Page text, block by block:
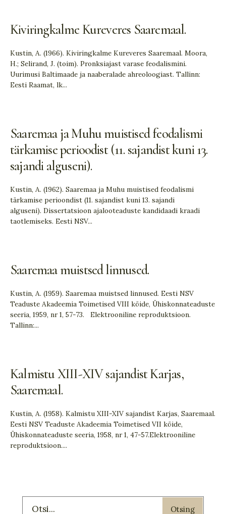
Kiviringkalme Kureveres Saaremaal.
Kustin, A. (1966). Kiviringkalme Kureveres Saaremaal. Moora,
H.; Selirand, J. (toim). Pronksiajast varase feodalismini.
Uurimusi Baltimaade ja naaberalade ahreoloogiast. Tallinn:
Eesti Raamat, lk...
Saaremaa ja Muhu muistised feodalismi
tärkamise perioodist (11. sajandist kuni 13.
sajandi alguseni).
Kustin, A. (1962). Saaremaa ja Muhu muistised feodalismi
tärkamise perioondist (11. sajandist kuni 13. sajandi
alguseni). Dissertatsioon ajalooteaduste kandidaadi kraadi
taotlemiseks. Eesti NSV...
Saaremaa muistsed linnused.
Kustin, A. (1959). Saaremaa muistsed linnused. Eesti NSV
Teaduste Akadeemia Toimetised VIII köide, Ühiskonnateaduste
seeria, 1959, nr 1, 57-73. Elektrooniline reproduktsioon.
Tallinn:...
Kalmistu XIII-XIV sajandist Karjas,
Saaremaal.
Kustin, A. (1958). Kalmistu XIII-XIV sajandist Karjas, Saaremaal.
Eesti NSV Teaduste Akadeemia Toimetised VII köide,
Ühiskonnateaduste seeria, 1958, nr 1, 47-57.Elektrooniline
reproduktsioon....
Otsing